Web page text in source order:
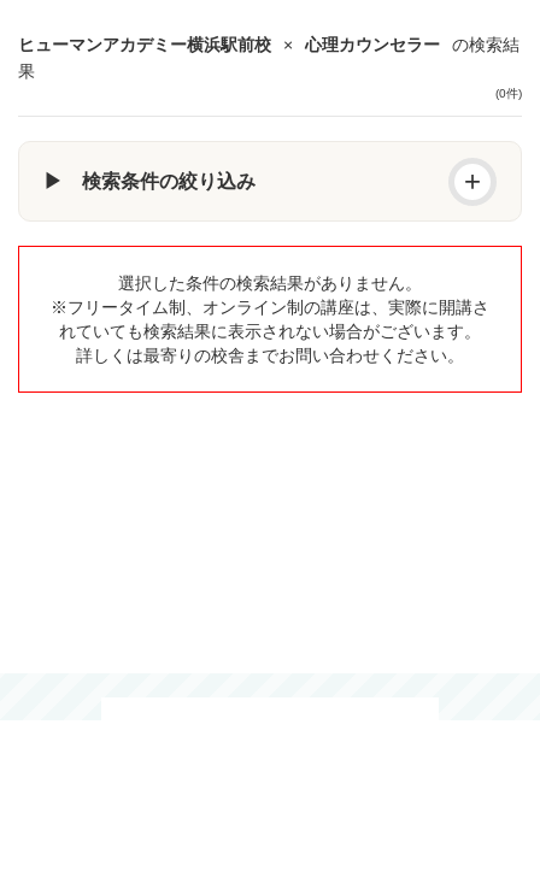
ヒューマンアカデミー横浜駅前校 × 心理カウンセラー
の検索結
果
(0件)
▶ 検索条件の絞り込み +
選択した条件の検索結果がありません。
※フリータイム制、オンライン制の講座は、実際に開講さ
れていても検索結果に表示されない場合がございます。
詳しくは最寄りの校舎までお問い合わせください。